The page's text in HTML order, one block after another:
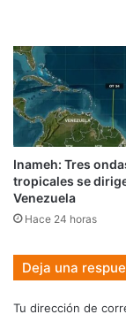
Inameh: Tres
tropicales se
Venezuela
Hace 24 horas
Deja una
Tu dirección de